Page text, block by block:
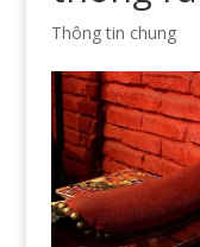
Thông tin chung